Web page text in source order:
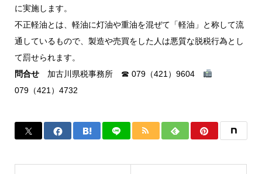
に実施します。
不正軽油とは、軽油に灯油や重油を混ぜて「軽油」と称して流
通しているもので、製造や売買をした人は悪質な脱税行為とし
て罰せられます。
問合せ 加古川県税事務所 ☎ 079（421）9604
079（421）4732